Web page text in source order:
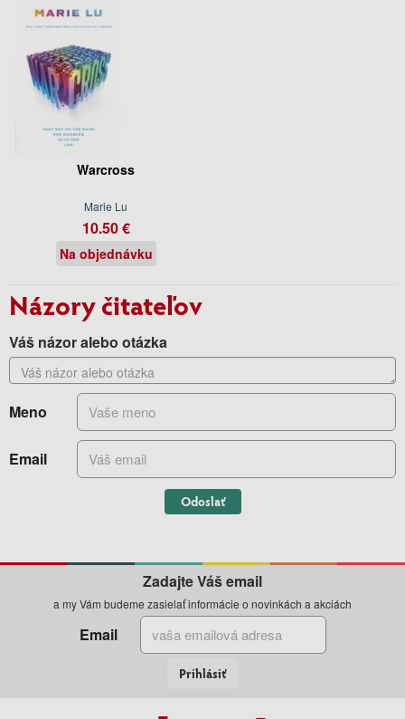
Warcross
Marie Lu
10.50 €
Na objednávku
Názory čitateľov
Váš názor alebo otázka
Meno
Email
Odoslať
Zadajte Váš email
a my Vám budeme zasielať informácie o novinkách a akciách
Email
Prihlásiť